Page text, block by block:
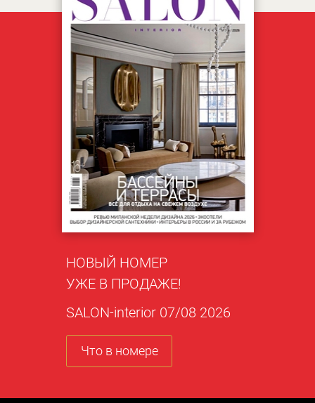
НОВЫЙ НОМЕР
УЖЕ В ПРОДАЖЕ!
SALON-interior 07/08 2026
Что в номере